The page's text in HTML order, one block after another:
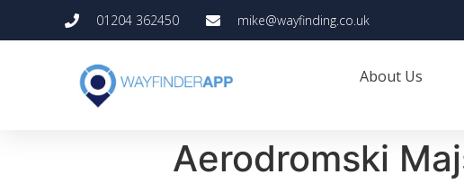
01204 362450 mike@wayfinding.co.uk
About Us
Aerodromski